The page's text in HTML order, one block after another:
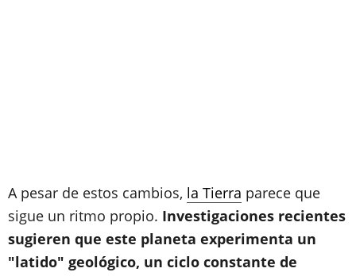
A pesar de estos cambios, la Tierra parece que
sigue un ritmo propio. Investigaciones recientes
sugieren que este planeta experimenta un
"latido" geológico, un ciclo constante de